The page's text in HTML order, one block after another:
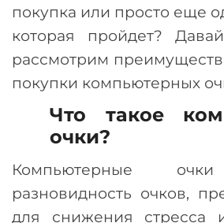
покупка или просто еще
которая пройдет?
рассмотрим
покупки компьютерных
Что такое
очки?
Компьютерные
разновидность очков,
для снижения стресса